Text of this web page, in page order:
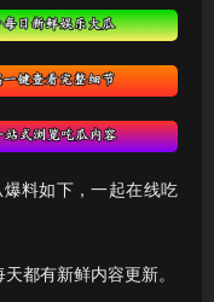
料如下，一起在线吃
天都有新鲜内容更新。